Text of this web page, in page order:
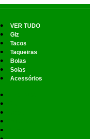
VER TUDO
Giz
Tacos
Taqueiras
Bolas
Solas
Acessórios